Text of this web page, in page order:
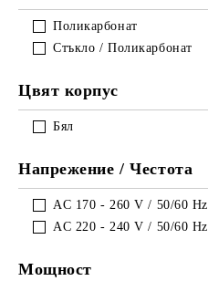
Поликарбонат
Стъкло / Поликарбонат
Цвят корпус
Бял
Напрежение / Честота
AC 170 - 260 V / 50/60 Hz
AC 220 - 240 V / 50/60 Hz
Мощност